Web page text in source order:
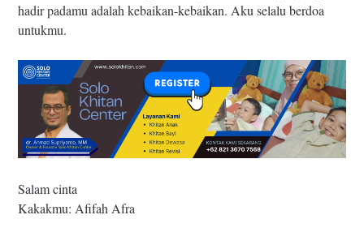
hadir padamu adalah kebaikan-kebaikan. Aku selalu berdoa
untukmu.
Salam cinta
Kakakmu: Afifah Afra